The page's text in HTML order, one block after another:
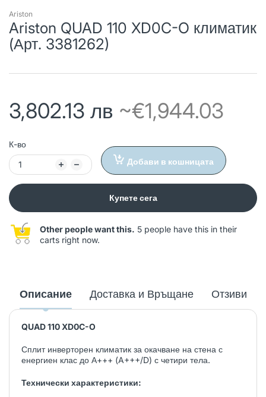
Ariston
Ariston QUAD 110 XD0C-O климатик
(Арт. 3381262)
3,802.13 лв ~€1,944.03
К-во
Добави в кошницата
Купете сега
Other people want this. 5 people have this in their
carts right now.
Описание Доставка и Връщане Отзиви
QUAD 110 XD0C-O
Сплит инверторен климатик за окачване на стена с
енергиен клас до А+++ (A+++/D) с четири тела.
Технически характеристики: